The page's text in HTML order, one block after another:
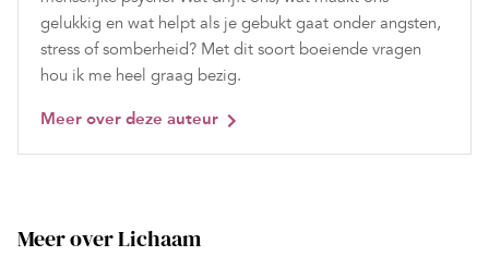
gelukkig en wat helpt als je gebukt gaat onder angsten,
stress of somberheid? Met dit soort boeiende vragen
hou ik me heel graag bezig.
Meer over deze auteur
Meer over Lichaam